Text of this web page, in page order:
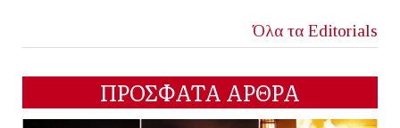
Όλα τα Editorials
ΠΡΟΣΦΑΤΑ ΑΡΘΡΑ